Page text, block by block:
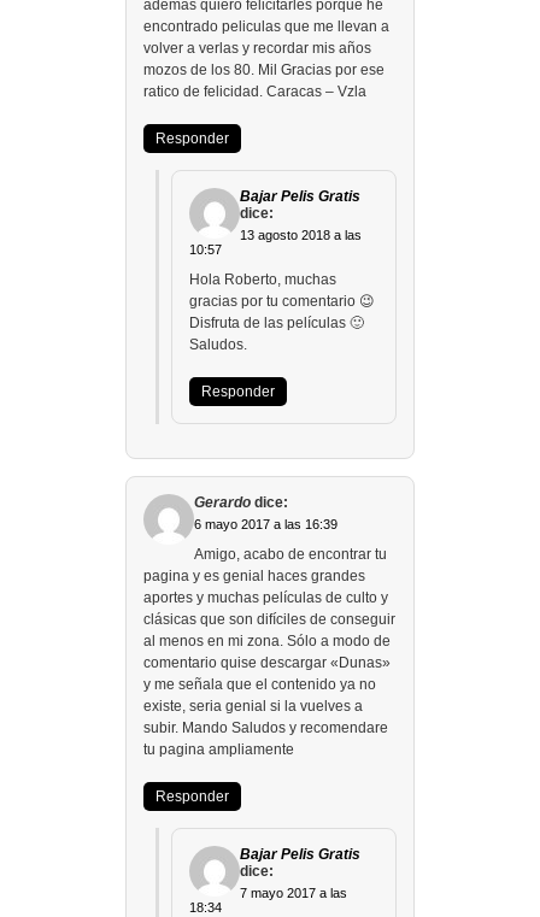
ademas quiero felicitarles porque he
encontrado peliculas que me llevan a
volver a verlas y recordar mis años
mozos de los 80. Mil Gracias por ese
ratico de felicidad. Caracas – Vzla
Responder
Bajar Pelis Gratis
dice:
13 agosto 2018 a las
10:57
Hola Roberto, muchas
gracias por tu comentario 😉
Disfruta de las películas 🙂
Saludos.
Responder
Gerardo dice:
6 mayo 2017 a las 16:39
Amigo, acabo de encontrar tu
pagina y es genial haces grandes
aportes y muchas películas de culto y
clásicas que son difíciles de conseguir
al menos en mi zona. Sólo a modo de
comentario quise descargar «Dunas»
y me señala que el contenido ya no
existe, seria genial si la vuelves a
subir. Mando Saludos y recomendare
tu pagina ampliamente
Responder
Bajar Pelis Gratis
dice:
7 mayo 2017 a las
18:34